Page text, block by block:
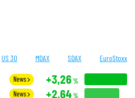
US 30 MDAX SDAX EuroStoxx
News +3,26 %
News +2,64%